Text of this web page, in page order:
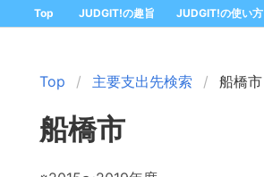
Top JUDGIT!の趣旨 JUDGIT!の使い方
Top 主要支出先検索 船橋市
船橋市